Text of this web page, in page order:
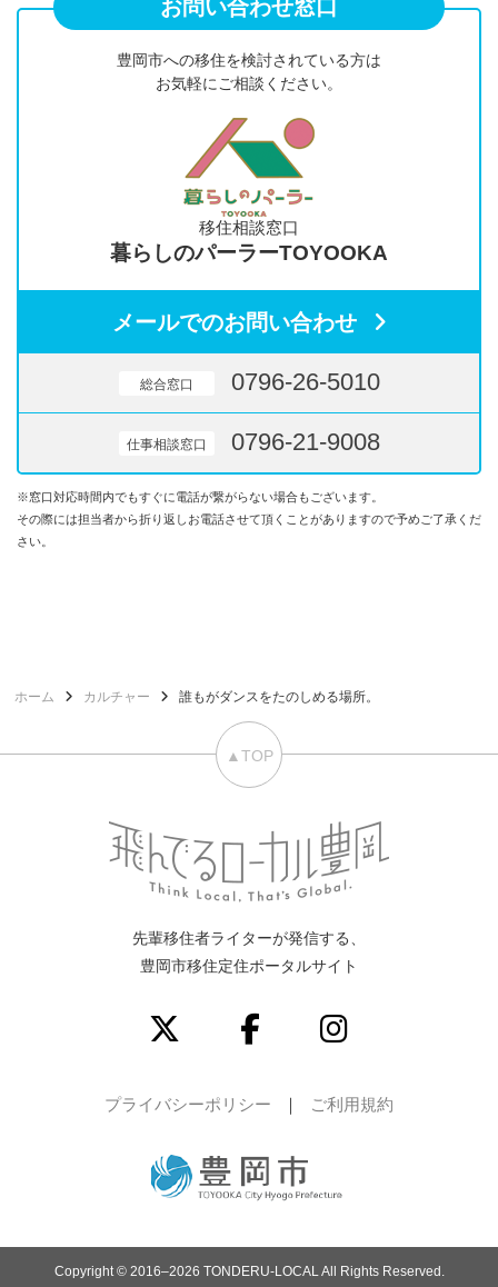
お問い合わせ窓口
豊岡市への移住を検討されている方は
お気軽にご相談ください。
移住相談窓口
暮らしのパーラーTOYOOKA
メールでのお問い合わせ
総合窓口 0796-26-5010
仕事相談窓口 0796-21-9008
※窓口対応時間内でもすぐに電話が繋がらない場合もございます。
その際には担当者から折り返しお電話させて頂くことがありますので予めご了承くだ
さい。
ホーム カルチャー 誰もがダンスをたのしめる場所。
先輩移住者ライターが発信する、
豊岡市移住定住ポータルサイト
プライバシーポリシー ご利用規約
Copyright © 2016–2026 TONDERU-LOCAL All Rights Reserved.
▲TOP